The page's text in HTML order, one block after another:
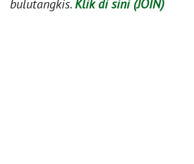
bulutangkis.Klik di sini (JOIN)